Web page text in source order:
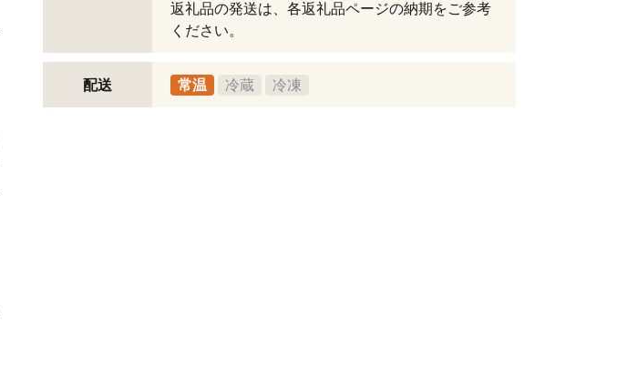
返礼品の発送は、各返礼品ページの納期をご参考
ください。
配送 常温 冷蔵 冷凍